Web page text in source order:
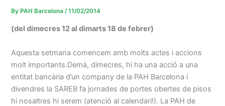
By PAH Barcelona/11/02/2014
(del dimecres 12 al dimarts 18 de febrer)
Aquesta setmana comencem amb molts actes i accions
molt importants.Demà, dimecres, hi ha una acció a una
entitat bancària d’un company de la PAH Barcelona i
divendres la SAREB fa jornades de portes obertes de pisos
hi nosaltres hi serem (atenció al calendari!). La PAH de